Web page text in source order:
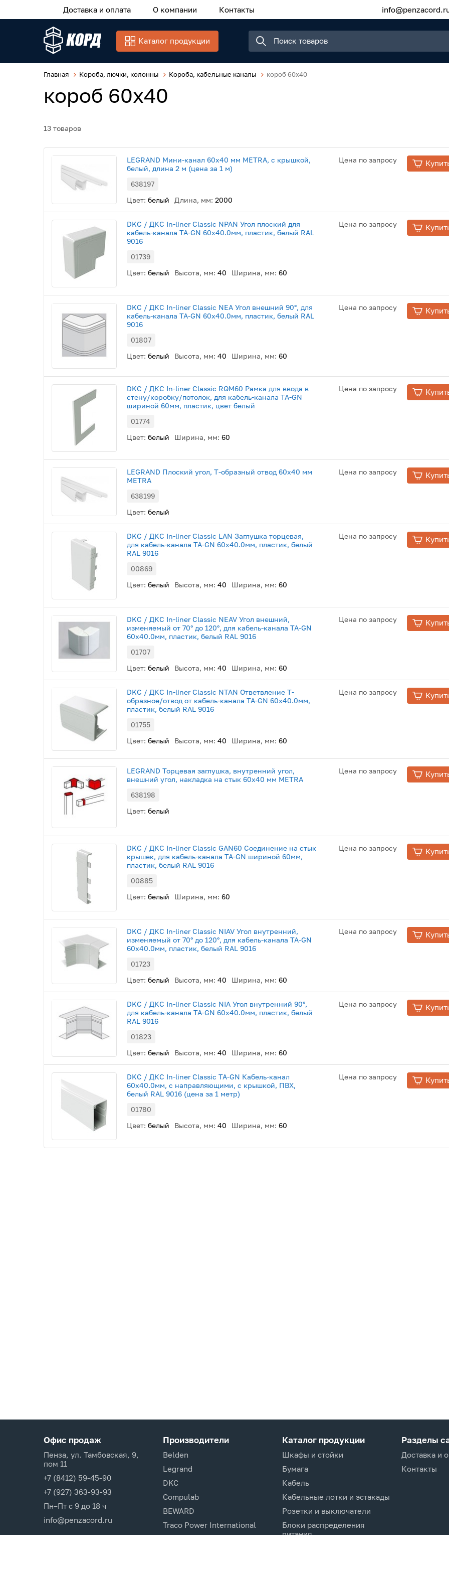
Доставка и оплата О компании Контакты
Каталог продукции
Главная Короба, лючки, колонны Короба, кабельные каналы короб 60x40
короб 60x40
13 товаров
LEGRAND Мини-канал 60x40 мм METRA, с крышкой,
белый, длина 2 м (цена за 1 м)
638197
Цвет: белый Длина, мм: 2000
Цена по запросу
DKC / ДКС In-liner Classic NPAN Угол плоский для
кабель-канала TA-GN 60х40.0мм, пластик, белый RAL
9016
01739
Цвет: белый Высота, мм: 40 Ширина, мм: 60
Цена по запросу
DKC / ДКС In-liner Classic NEA Угол внешний 90°, для
кабель-канала TA-GN 60х40.0мм, пластик, белый RAL
9016
01807
Цвет: белый Высота, мм: 40 Ширина, мм: 60
Цена по запросу
DKC / ДКС In-liner Classic RQM60 Рамка для ввода в
стену/коробку/потолок, для кабель-канала TA-GN
шириной 60мм, пластик, цвет белый
01774
Цвет: белый Ширина, мм: 60
Цена по запросу
LEGRAND Плоский угол, T-образный отвод 60x40 мм
METRA
638199
Цвет: белый
Цена по запросу
DKC / ДКС In-liner Classic LAN Заглушка торцевая,
для кабель-канала TA-GN 60х40.0мм, пластик, белый
RAL 9016
00869
Цвет: белый Высота, мм: 40 Ширина, мм: 60
Цена по запросу
DKC / ДКС In-liner Classic NEAV Угол внешний,
изменяемый от 70° до 120°, для кабель-канала TA-GN
60х40.0мм, пластик, белый RAL 9016
01707
Цвет: белый Высота, мм: 40 Ширина, мм: 60
Цена по запросу
DKC / ДКС In-liner Classic NTAN Ответвление Т-
образное/отвод от кабель-канала TA-GN 60х40.0мм,
пластик, белый RAL 9016
01755
Цвет: белый Высота, мм: 40 Ширина, мм: 60
Цена по запросу
LEGRAND Торцевая заглушка, внутренний угол,
внешний угол, накладка на стык 60x40 мм METRA
638198
Цвет: белый
Цена по запросу
DKC / ДКС In-liner Classic GAN60 Соединение на стык
крышек, для кабель-канала TA-GN шириной 60мм,
пластик, белый RAL 9016
00885
Цвет: белый Ширина, мм: 60
Цена по запросу
DKC / ДКС In-liner Classic NIAV Угол внутренний,
изменяемый от 70° до 120°, для кабель-канала TA-GN
60х40.0мм, пластик, белый RAL 9016
01723
Цвет: белый Высота, мм: 40 Ширина, мм: 60
Цена по запросу
DKC / ДКС In-liner Classic NIA Угол внутренний 90°,
для кабель-канала TA-GN 60х40.0мм, пластик, белый
RAL 9016
01823
Цвет: белый Высота, мм: 40 Ширина, мм: 60
Цена по запросу
DKC / ДКС In-liner Classic TA-GN Кабель-канал
60х40.0мм, с направляющими, с крышкой, ПВХ,
белый RAL 9016 (цена за 1 метр)
01780
Цвет: белый Высота, мм: 40 Ширина, мм: 60
Цена по запросу
Офис продаж
Пенза, ул. Тамбовская, 9,
пом 11
+7 (8412) 59-45-90
+7 (927) 363-93-93
Пн–Пт с 9 до 18 ч
info@penzacord.ru
Производители
Belden
Legrand
DKC
Compulab
BEWARD
Traco Power International
Каталог продукции
Шкафы и стойки
Бумага
Кабель
Кабельные лотки и эстакады
Розетки и выключатели
Блоки распределения
питания
Разделы
Доставка и
Контакты